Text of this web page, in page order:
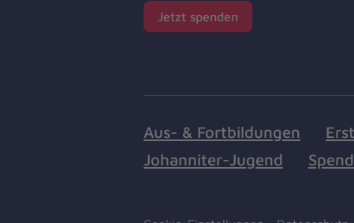
Jetzt spenden
Aus- & Fortbildungen
Johanniter-Jugend